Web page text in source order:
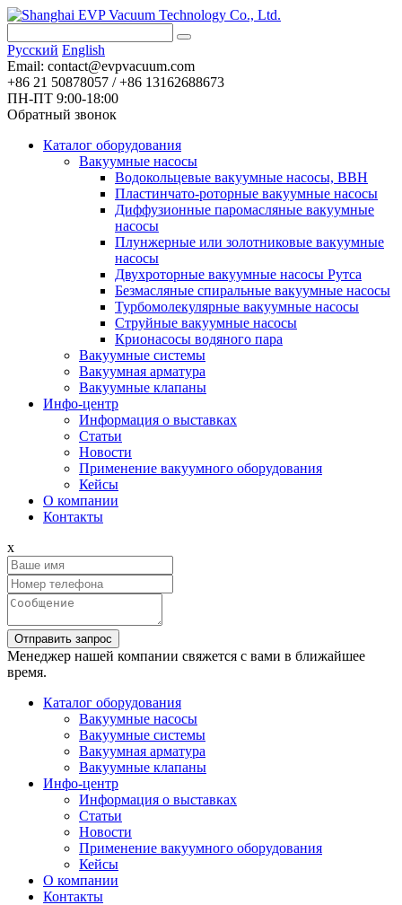
Pусский English
Email: contact@evpvacuum.com
+86 21 50878057 / +86 13162688673
ПН-ПТ 9:00-18:00
Обратный звонок
Каталог оборудования
Вакуумные насосы
Водокольцевые вакуумные насосы, ВВН
Пластинчато-роторные вакуумные насосы
Диффузионные паромасляные вакуумные
насосы
Плунжерные или золотниковые вакуумные
насосы
Двухроторные вакуумные насосы Рутса
Безмасляные спиральные вакуумные насосы
Турбомолекулярные вакуумные насосы
Струйные вакуумные насосы
Крионасосы водяного пара
Вакуумные системы
Вакуумная арматура
Вакуумные клапаны
Инфо-центр
Информация о выставках
Статьи
Новости
Применение вакуумного оборудования
Кейсы
О компании
Контакты
x
Отправить запрос
Менеджер нашей компании свяжется с вами в ближайшее
время.
Каталог оборудования
Вакуумные насосы
Вакуумные системы
Вакуумная арматура
Вакуумные клапаны
Инфо-центр
Информация о выставках
Статьи
Новости
Применение вакуумного оборудования
Кейсы
О компании
Контакты